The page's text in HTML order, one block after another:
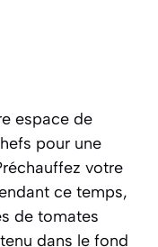
espace de
pour une
votre
ce temps,
de tomates
dans le fond